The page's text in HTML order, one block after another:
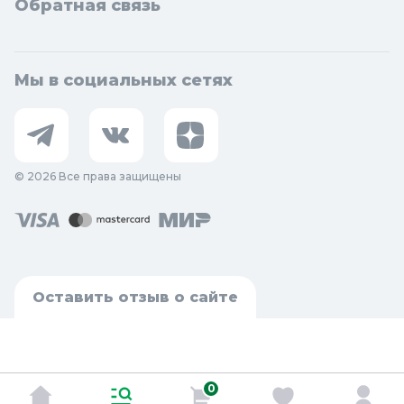
Обратная связь
Мы в социальных сетях
© 2026 Все права защищены
Оставить отзыв о сайте
0